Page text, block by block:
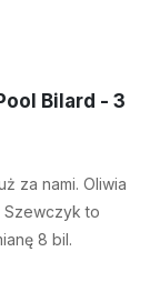
Bilard - 3
za nami. Oliwia
Szewczyk to
8 bil.